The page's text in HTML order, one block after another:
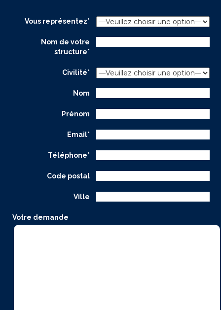
Vous représentez*
Nom de votre
structure*
Civilité*
Nom
Prénom
Email*
Téléphone*
Code postal
Ville
Votre demande